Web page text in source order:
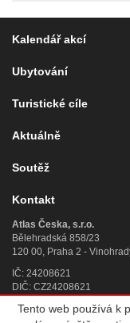
Kalendář akcí
Ubytování
Turistické cíle
Aktuálně
Soutěž
Kontakt
Atlas Česka, s.r.o.
Bělehradská 858/23
120 00, Praha 2 -
IČ: 24208621
DIČ: CZ24208621
Úplný kontakt »
Tento web používá k